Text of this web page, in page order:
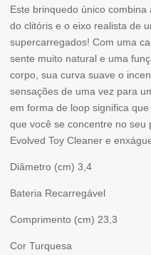
Este brinquedo único combina
do clitóris e o eixo realista de
supercarregados! Com uma
sente muito natural e uma
corpo, sua curva suave o
sensações de uma vez para
em forma de loop significa
que você se concentre no seu
Evolved Toy Cleaner e
Diâmetro (cm) 3,4
Bateria Recarregável
Comprimento (cm) 23,3
Cor Turquesa